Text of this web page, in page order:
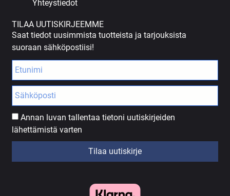
Yhteystiedot
TILAA UUTISKIRJEEMME
Saat tiedot uusimmista tuotteista ja tarjouksista
suoraan sähköpostiisi!
Annan luvan tallentaa tietoni uutiskirjeiden
lähettämistä varten
Tilaa uutiskirje